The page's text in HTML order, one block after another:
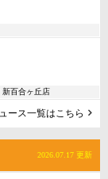
百合ヶ丘店
ース一覧はこちら
2026.07.17 更新